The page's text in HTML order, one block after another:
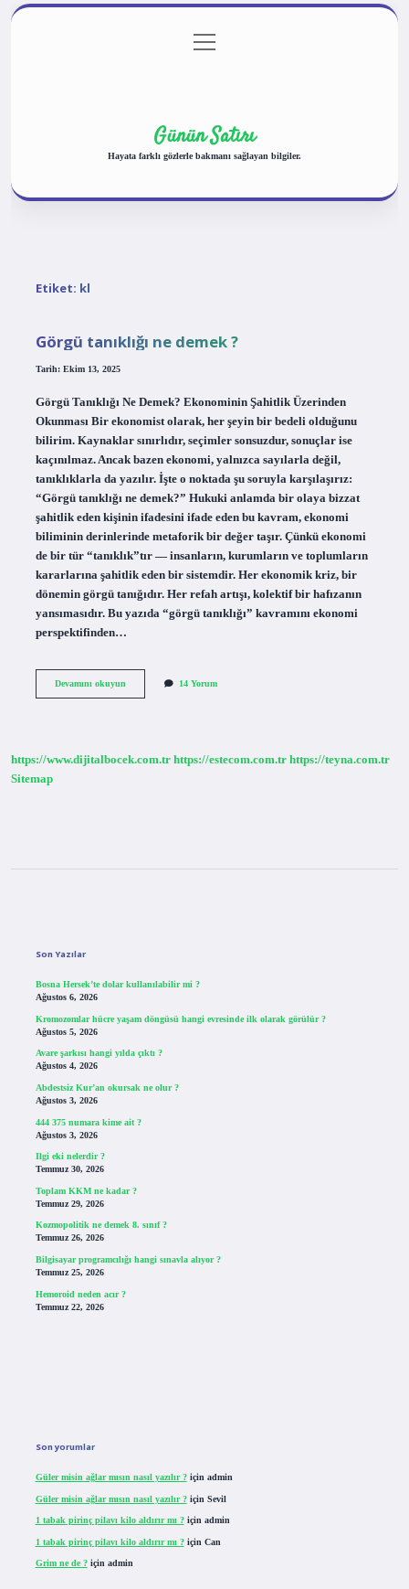
Gizlilik Politikası
menüyü
aç
Günün Satırı
Hayata farklı gözlerle bakmanı sağlayan bilgiler.
Etiket: kl
Görgü tanıklığı ne demek ?
Tarih: Ekim 13, 2025
Görgü Tanıklığı Ne Demek? Ekonominin Şahitlik Üzerinden
Okunması Bir ekonomist olarak, her şeyin bir bedeli olduğunu
bilirim. Kaynaklar sınırlıdır, seçimler sonsuzdur, sonuçlar ise
kaçınılmaz. Ancak bazen ekonomi, yalnızca sayılarla değil,
tanıklıklarla da yazılır. İşte o noktada şu soruyla karşılaşırız:
“Görgü tanıklığı ne demek?” Hukuki anlamda bir olaya bizzat
şahitlik eden kişinin ifadesini ifade eden bu kavram, ekonomi
biliminin derinlerinde metaforik bir değer taşır. Çünkü ekonomi
de bir tür “tanıklık”tır — insanların, kurumların ve toplumların
kararlarına şahitlik eden bir sistemdir. Her ekonomik kriz, bir
dönemin görgü tanığıdır. Her refah artışı, kolektif bir hafızanın
yansımasıdır. Bu yazıda “görgü tanıklığı” kavramını ekonomi
perspektifinden…
Devamını okuyunGörgü
14 Yorum
https://www.dijitalbocek.com.tr https://estecom.com.tr https://teyna.com.tr
Sitemap
Son Yazılar
Bosna Hersek’te dolar kullanılabilir mi ?
Ağustos 6, 2026
Kromozomlar hücre yaşam döngüsü hangi evresinde ilk olarak görülür ?
Ağustos 5, 2026
Avare şarkısı hangi yılda çıktı ?
Ağustos 4, 2026
Abdestsiz Kur’an okursak ne olur ?
Ağustos 3, 2026
444 375 numara kime ait ?
Ağustos 3, 2026
Ilgi eki nelerdir ?
Temmuz 30, 2026
Toplam KKM ne kadar ?
Temmuz 29, 2026
Kozmopolitik ne demek 8. sınıf ?
Temmuz 26, 2026
Bilgisayar programcılığı hangi sınavla alıyor ?
Temmuz 25, 2026
Hemoroid neden acır ?
Temmuz 22, 2026
Son yorumlar
Güler misin ağlar mısın nasıl yazılır ?için admin
Güler misin ağlar mısın nasıl yazılır ?için Sevil
1 tabak pirinç pilavı kilo aldırır mı ?için admin
1 tabak pirinç pilavı kilo aldırır mı ?için Can
Grim ne de ?için admin